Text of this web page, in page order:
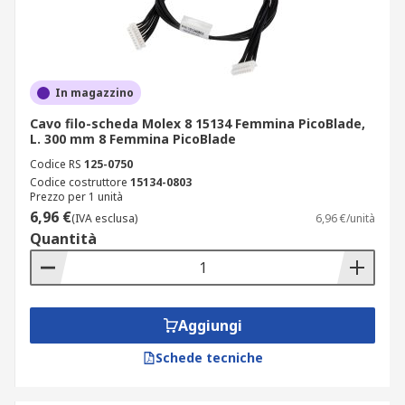
In magazzino
Cavo filo-scheda Molex 8 15134 Femmina PicoBlade,
L. 300 mm 8 Femmina PicoBlade
Codice RS 125-0750
Codice costruttore 15134-0803
Prezzo per 1 unità
6,96 €(IVA esclusa) 6,96 €/unità
Quantità
Aggiungi
Schede tecniche